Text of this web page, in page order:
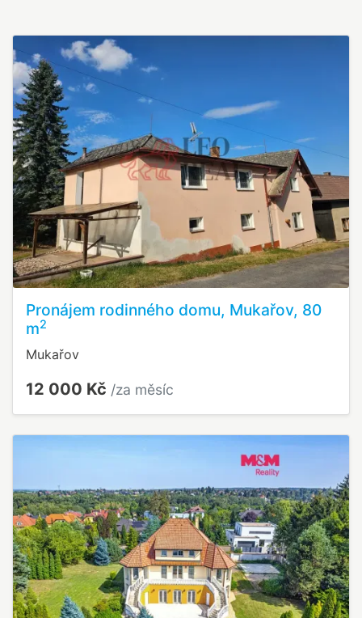
Pronájem rodinného domu, Mukařov, 80
m2
Mukařov
12 000 Kč /za měsíc